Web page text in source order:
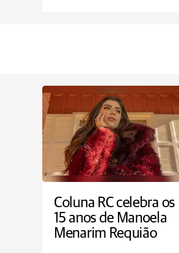
Coluna RC celebra os
15 anos de Manoela
Menarim Requião